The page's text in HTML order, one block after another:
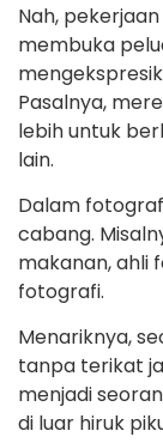
Nah,
membuka
Pasalnya,
lebih untuk
lain.
Dalam
cabang.
makanan, ahli
fotografi.
Menariknya,
tanpa terikat
menjadi
di luar hiruk